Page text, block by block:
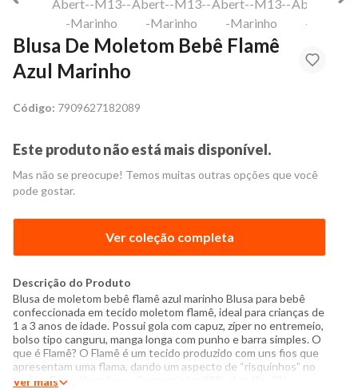
Blusa De Moletom Bebê Flamê
Azul Marinho
Código: 7909627182089
Este produto não está mais disponível.
Mas não se preocupe! Temos muitas outras opções que você
pode gostar.
Ver coleção completa
Descrição do Produto
Blusa de moletom bebê flamê azul marinho Blusa para bebê
confeccionada em tecido moletom flamê, ideal para crianças de
1 a 3 anos de idade. Possui gola com capuz, zíper no entremeio,
bolso tipo canguru, manga longa com punho e barra simples. O
que é Flamê? O Flamê é um tecido produzido com uns fios que
apresentam uma flama, dando um aspecto de “risquinhos” no
tecido. Especificações: - Composição: 98% algodão, 2%
Ver mais